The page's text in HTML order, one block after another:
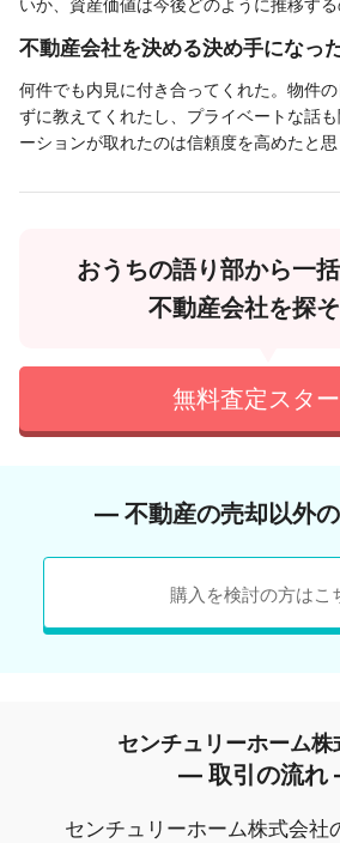
いか、資産価値は今後どのように推移する
不動産会社を決める決め手になっ
何件でも内見に付き合ってくれた。物件
ずに教えてくれたし、プライベートな話
ーションが取れたのは信頼度を高めたと思
おうちの語り部から一括
不動産会社を探そ
無料査定スター
― 不動産の売却以外
購入を検討の方はこ
センチュリーホーム株
― 取引の流
センチュリーホーム株式会社